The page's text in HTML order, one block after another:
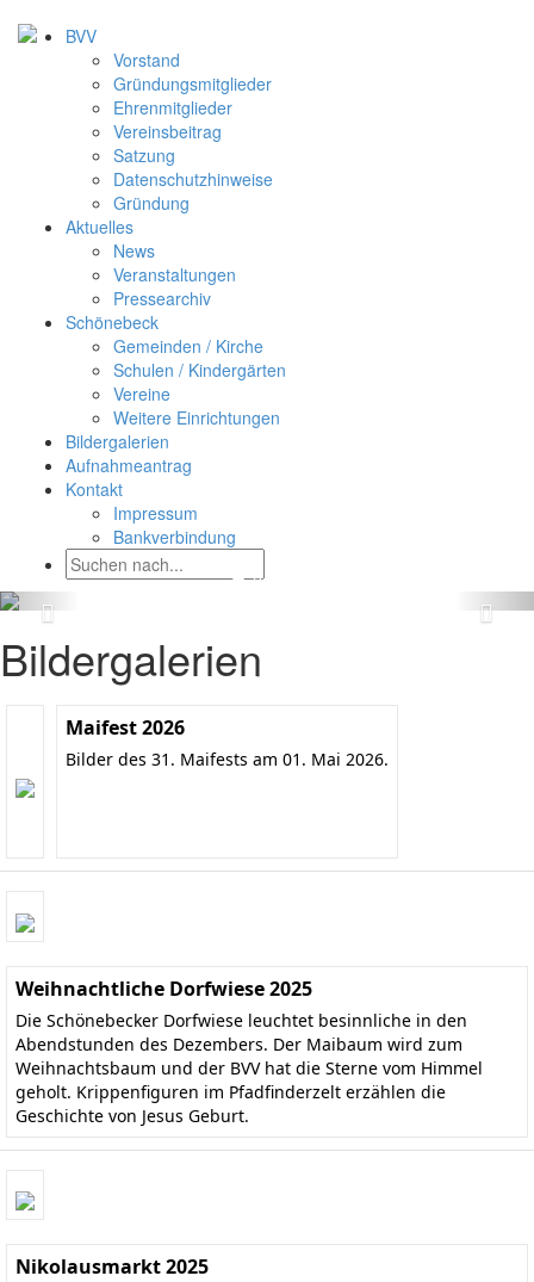
BVV
Vorstand
Gründungsmitglieder
Ehrenmitglieder
Vereinsbeitrag
Satzung
Datenschutzhinweise
Gründung
Aktuelles
News
Veranstaltungen
Pressearchiv
Schönebeck
Gemeinden / Kirche
Schulen / Kindergärten
Vereine
Weitere Einrichtungen
Bildergalerien
Aufnahmeantrag
Kontakt
Impressum
Bankverbindung
Bildergalerien
Maifest 2026
Bilder des 31. Maifests am 01. Mai 2026.
Weihnachtliche Dorfwiese 2025
Die Schönebecker Dorfwiese leuchtet besinnliche in den
Abendstunden des Dezembers. Der Maibaum wird zum
Weihnachtsbaum und der BVV hat die Sterne vom Himmel
geholt. Krippenfiguren im Pfadfinderzelt erzählen die
Geschichte von Jesus Geburt.
Nikolausmarkt 2025